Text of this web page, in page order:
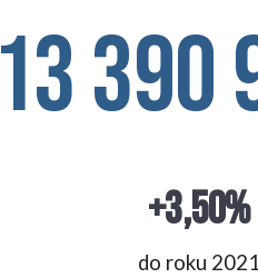
13 390
+3,50%
do roku 2021